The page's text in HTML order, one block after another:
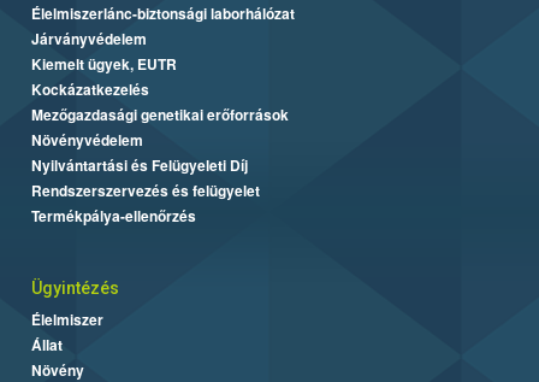
Élelmiszerlánc-biztonsági laborhálózat
Járványvédelem
Kiemelt ügyek, EUTR
Kockázatkezelés
Mezőgazdasági genetikai erőforrások
Növényvédelem
Nyilvántartási és Felügyeleti Díj
Rendszerszervezés és felügyelet
Termékpálya-ellenőrzés
Ügyintézés
Élelmiszer
Állat
Növény